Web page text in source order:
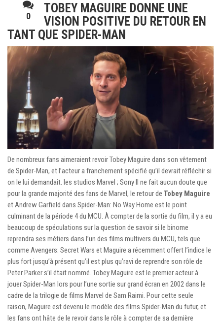
0
TOBEY MAGUIRE DONNE UNE
VISION POSITIVE DU RETOUR EN
TANT QUE SPIDER-MAN
De nombreux fans aimeraient revoir Tobey Maguire dans son vêtement
de Spider-Man, et l’acteur a franchement spécifié qu’il devrait réfléchir si
on le lui demandait. les studios Marvel ; Sony Il ne fait aucun doute que
pour la grande majorité des fans de Marvel, le retour de Tobey Maguire
et Andrew Garfield dans Spider-Man: No Way Home est le point
culminant de la période 4 du MCU. À compter de la sortie du film, il y a eu
beaucoup de spéculations sur la question de savoir si le binome
reprendra ses métiers dans l’un des films multivers du MCU, tels que
comme Avengers: Secret Wars et Maguire a récemment offert l’indice le
plus fort jusqu’à présent qu’il est plus qu’ravi de reprendre son rôle de
Peter Parker s’il était nommé. Tobey Maguire est le premier acteur à
jouer Spider-Man lors pour l’une sortie sur grand écran en 2002 dans le
cadre de la trilogie de films Marvel de Sam Raimi. Pour cette seule
raison, Maguire est devenu le modèle des films Spider-Man du futur, et
les fans ont hâte de le revoir dans le rôle à compter de sa dernière